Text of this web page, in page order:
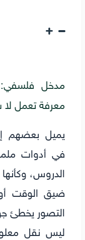
مدخل فلسفي:
معرفة تعمل
يميل بعضهم
في أدوات
الدروس،
ضيق الوقت
التصور يخطئ
ليس نقل